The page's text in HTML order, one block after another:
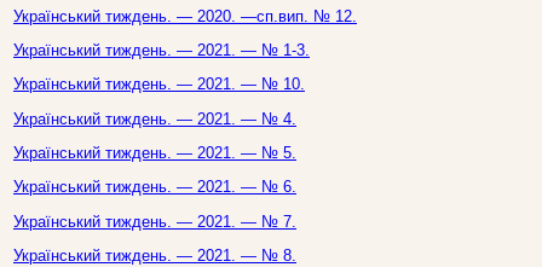
Український тиждень. — 2020. —сп.вип. № 12.
Український тиждень. — 2021. — № 1-3.
Український тиждень. — 2021. — № 10.
Український тиждень. — 2021. — № 4.
Український тиждень. — 2021. — № 5.
Український тиждень. — 2021. — № 6.
Український тиждень. — 2021. — № 7.
Український тиждень. — 2021. — № 8.